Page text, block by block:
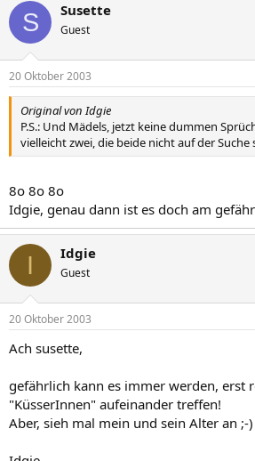
S Susette
Guest
20 Oktober 2003
Original von Idgie
P.S.: Und Mädels, jetzt keine dummen
vielleicht zwei, die beide nicht auf der Suche
8o 8o 8o
Idgie, genau dann ist es doch am
I Idgie
Guest
20 Oktober 2003
Ach susette,
gefährlich kann es immer werden, erst
"KüsserInnen" aufeinander treffen!
Aber, sieh mal mein und sein Alter an ;-)